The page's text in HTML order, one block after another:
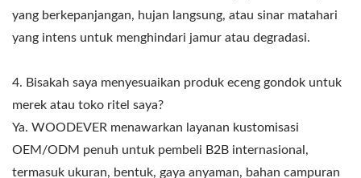
yang berkepanjangan, hujan langsung, atau sinar matahari
yang intens untuk menghindari jamur atau degradasi.
4. Bisakah saya menyesuaikan produk eceng gondok untuk
merek atau toko ritel saya?
Ya. WOODEVER menawarkan layanan kustomisasi
OEM/ODM penuh untuk pembeli B2B internasional,
termasuk ukuran, bentuk, gaya anyaman, bahan campuran